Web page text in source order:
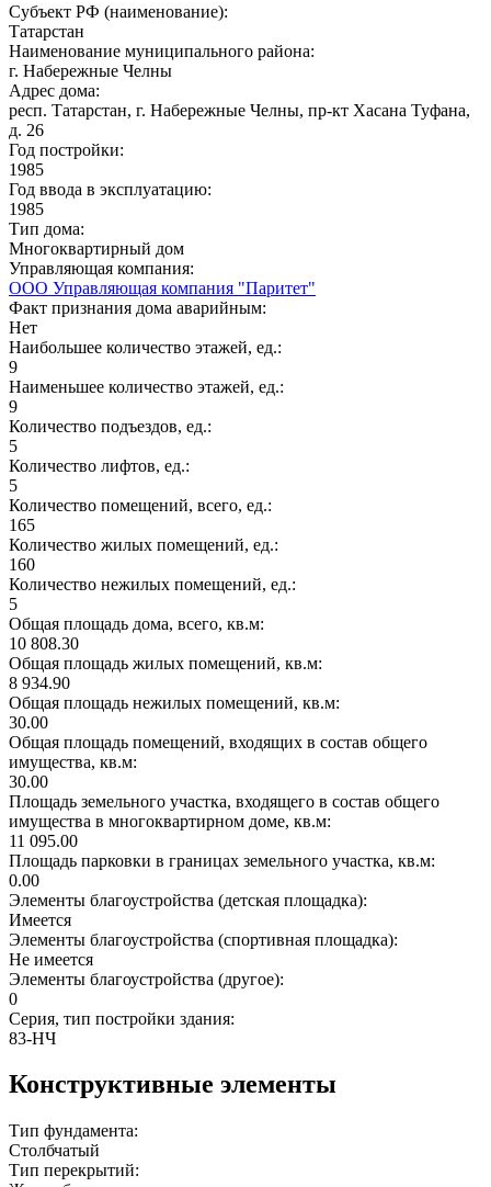
Субъект РФ (наименование):
Татарстан
Наименование муниципального района:
г. Набережные Челны
Адрес дома:
респ. Татарстан, г. Набережные Челны, пр-кт Хасана Туфана,
д. 26
Год постройки:
1985
Год ввода в эксплуатацию:
1985
Тип дома:
Многоквартирный дом
Управляющая компания:
ООО Управляющая компания "Паритет"
Факт признания дома аварийным:
Нет
Наибольшее количество этажей, ед.:
9
Наименьшее количество этажей, ед.:
9
Количество подъездов, ед.:
5
Количество лифтов, ед.:
5
Количество помещений, всего, ед.:
165
Количество жилых помещений, ед.:
160
Количество нежилых помещений, ед.:
5
Общая площадь дома, всего, кв.м:
10 808.30
Общая площадь жилых помещений, кв.м:
8 934.90
Общая площадь нежилых помещений, кв.м:
30.00
Общая площадь помещений, входящих в состав общего
имущества, кв.м:
30.00
Площадь земельного участка, входящего в состав общего
имущества в многоквартирном доме, кв.м:
11 095.00
Площадь парковки в границах земельного участка, кв.м:
0.00
Элементы благоустройства (детская площадка):
Имеется
Элементы благоустройства (спортивная площадка):
Не имеется
Элементы благоустройства (другое):
0
Серия, тип постройки здания:
83-НЧ
Конструктивные элементы
Тип фундамента:
Столбчатый
Тип перекрытий: